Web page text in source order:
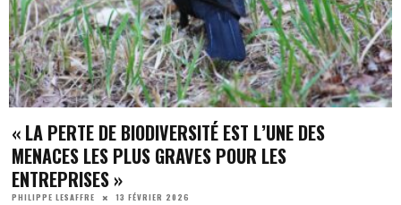
« LA PERTE DE BIODIVERSITÉ EST L’UNE DES
MENACES LES PLUS GRAVES POUR LES
ENTREPRISES »
PHILIPPE LESAFFRE 13 FÉVRIER 2026